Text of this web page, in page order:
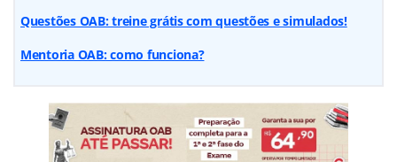
Questões OAB: treine grátis com questões e simulados!
Mentoria OAB: como funciona?